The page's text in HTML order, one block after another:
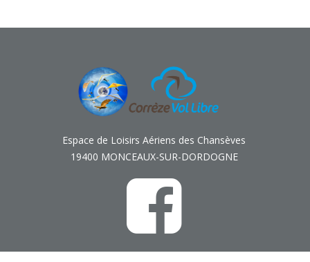
Espace de Loisirs Aériens des Chansèves
19400 MONCEAUX-SUR-DORDOGNE
